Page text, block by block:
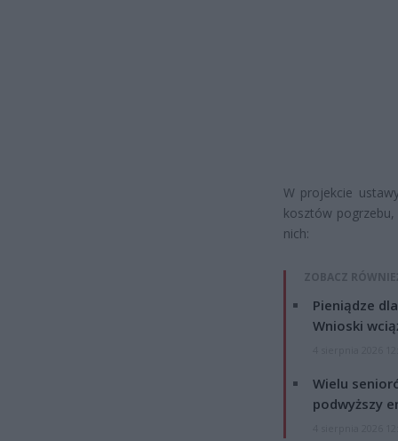
W projekcie
kosztów
nich:
ZOBACZ
Pieniądze
Wnioski
Wielu
podwyższy